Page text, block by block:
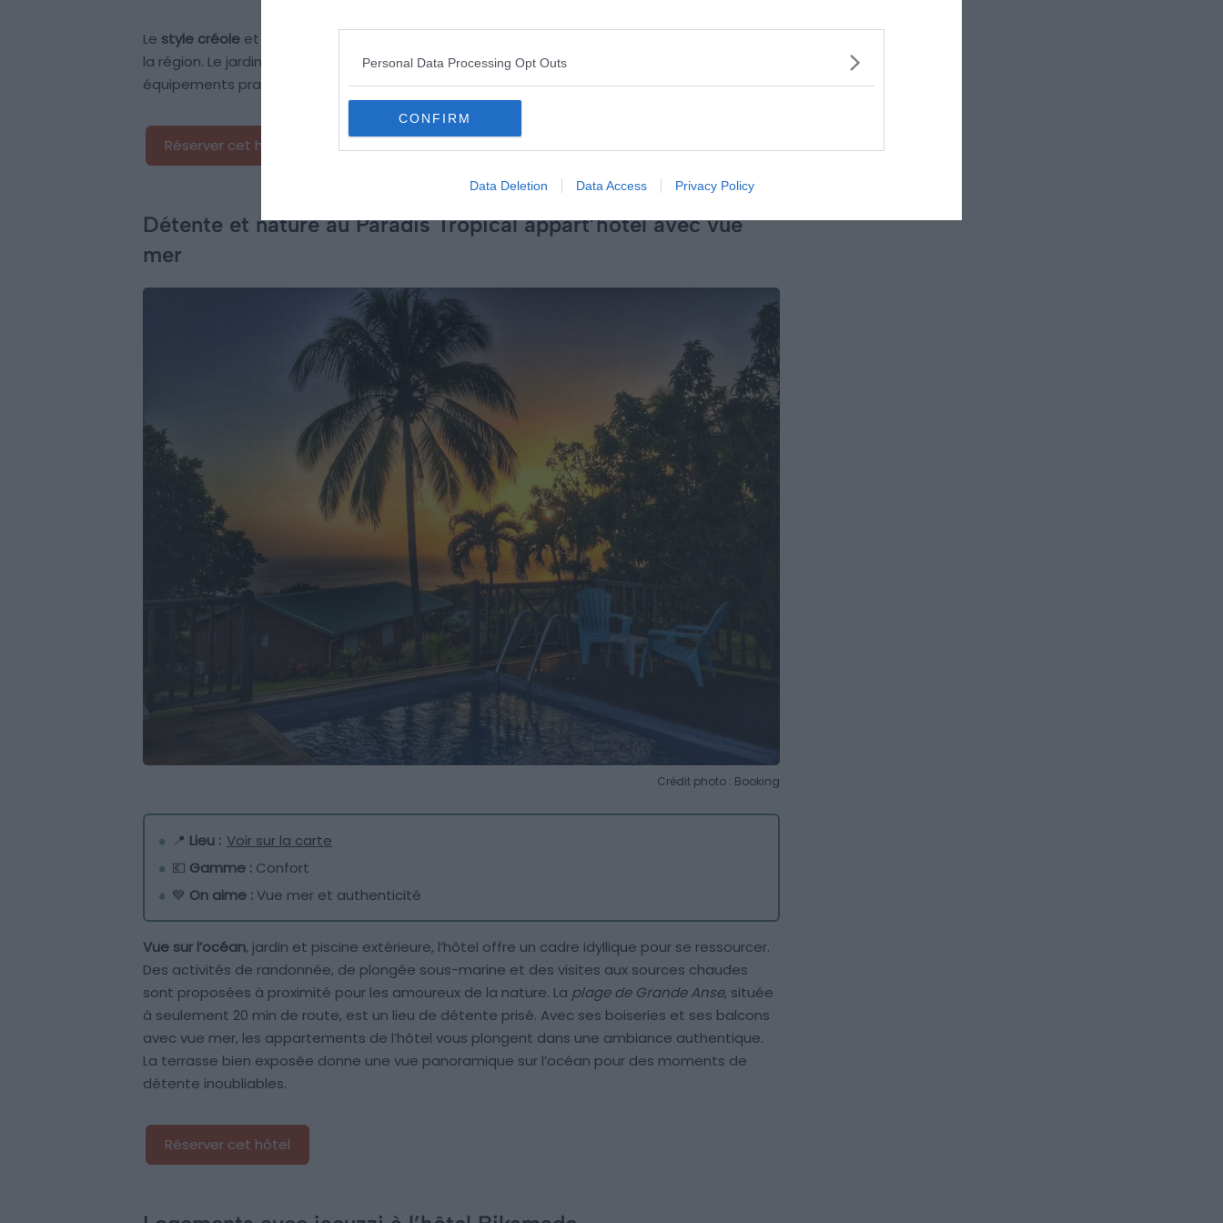
Personal Data Processing Opt Outs
CONFIRM
Data Deletion Data Access Privacy Policy
Le style créole et la toiture en tôle du bâtiment principal vous plongeront dans l’ambiance de
la région. Le jardin et la terrasse sont des espaces conviviaux idéals pour se détendre. Les
équipements pratiques tels que la bagagerie et la laverie payante faciliteront votre séjour.
Réserver cet hôtel
Détente et nature au Paradis Tropical appart’hôtel avec vue
mer
Crédit photo : Booking
📍 Lieu : Voir sur la carte
💶 Gamme : Confort
💙 On aime :Vue mer et authenticité
Vue sur l’océan, jardin et piscine extérieure, l’hôtel offre un cadre idyllique pour se ressourcer.
Des activités de randonnée, de plongée sous-marine et des visites aux sources chaudes
sont proposées à proximité pour les amoureux de la nature. La plage de Grande Anse, située
à seulement 20 min de route, est un lieu de détente prisé. Avec ses boiseries et ses balcons
avec vue mer, les appartements de l’hôtel vous plongent dans une ambiance authentique.
La terrasse bien exposée donne une vue panoramique sur l’océan pour des moments de
détente inoubliables.
Réserver cet hôtel